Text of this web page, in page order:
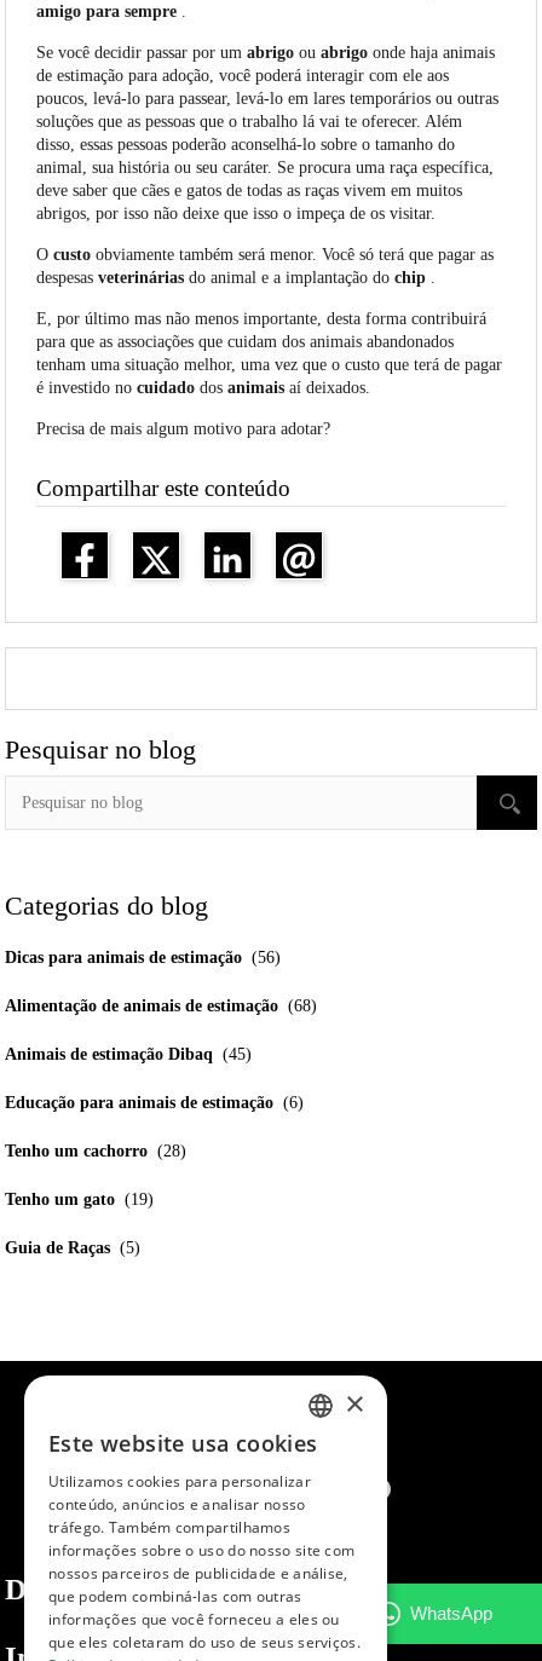
amigo para sempre .
Se você decidir passar por umabrigo ouabrigo onde haja animais
de estimação para adoção, você poderá interagir com ele aos
poucos, levá-lo para passear, levá-lo em lares temporários ou outras
soluções que as pessoas que o trabalho lá vai te oferecer. Além
disso, essas pessoas poderão aconselhá-lo sobre o tamanho do
animal, sua história ou seu caráter. Se procura uma raça específica,
deve saber que cães e gatos de todas as raças vivem em muitos
abrigos, por isso não deixe que isso o impeça de os visitar.
Ocusto obviamente também será menor. Você só terá que pagar as
despesasveterinárias do animal e a implantação dochip .
E, por último mas não menos importante, desta forma contribuirá
para que as associações que cuidam dos animais abandonados
tenham uma situação melhor, uma vez que o custo que terá de pagar
é investido nocuidado dosanimais aí deixados.
Precisa de mais algum motivo para adotar?
Compartilhar este conteúdo
Pesquisar no blog
Categorias do blog
Dicas para animais de estimação (56)
Alimentação de animais de estimação (68)
Animais de estimação Dibaq (45)
Educação para animais de estimação (6)
Tenho um cachorro (28)
Tenho um gato (19)
Guia de Raças (5)
Dibaq
SPANISH
ENGLISH
PORTUGUESE
×
Este website usa cookies
Utilizamos cookies para personalizar
conteúdo, anúncios e analisar nosso
tráfego. Também compartilhamos
informações sobre o uso do nosso site com
nossos parceiros de publicidade e análise,
que podem combiná-las com outras
informações que você forneceu a eles ou
que eles coletaram do uso de seus serviços.